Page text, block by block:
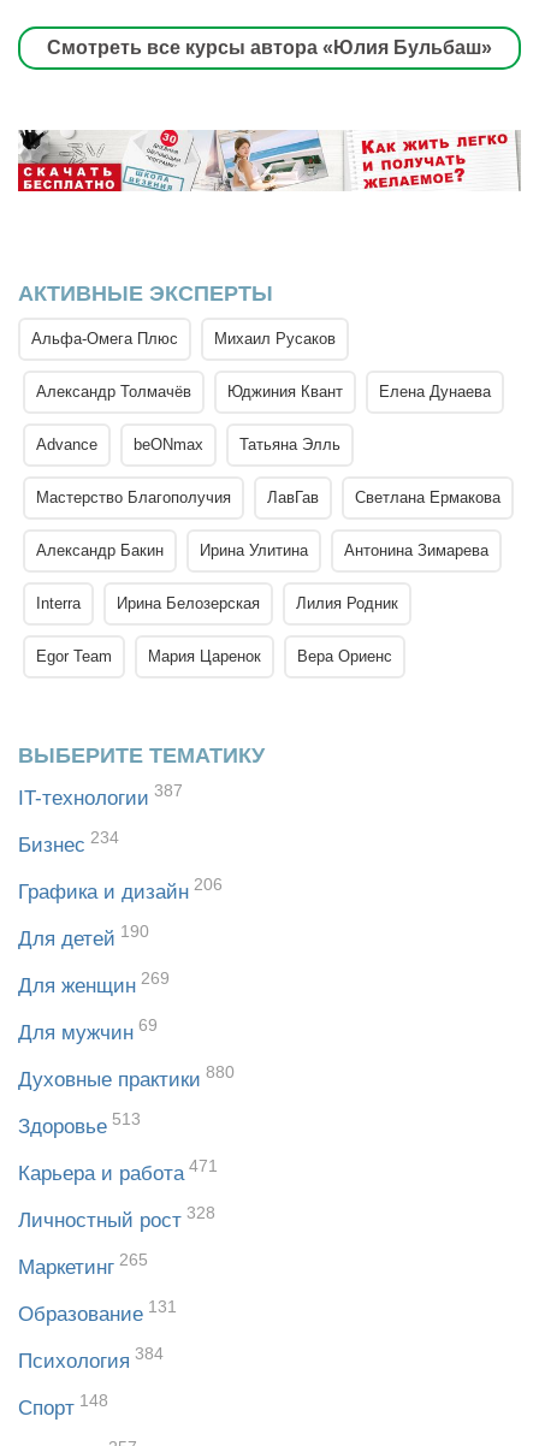
Смотреть все курсы автора «Юлия Бульбаш»
АКТИВНЫЕ ЭКСПЕРТЫ
Альфа-Омега Плюс Михаил Русаков
Александр Толмачёв Юджиния Квант Елена Дунаева
Advance beONmax Татьяна Элль
Мастерство Благополучия ЛавГав Светлана Ермакова
Александр Бакин Ирина Улитина Антонина Зимарева
Interra Ирина Белозерская Лилия Родник
Egor Team Мария Царенок Вера Ориенс
ВЫБЕРИТЕ ТЕМАТИКУ
IT-технологии 387
Бизнес 234
Графика и дизайн 206
Для детей 190
Для женщин 269
Для мужчин 69
Духовные практики 880
Здоровье 513
Карьера и работа 471
Личностный рост 328
Маркетинг 265
Образование 131
Психология 384
Спорт 148